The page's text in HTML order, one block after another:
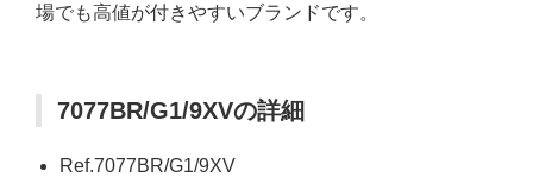
場でも高値が付きやすいブランドです。
7077BR/G1/9XVの詳細
Ref.7077BR/G1/9XV